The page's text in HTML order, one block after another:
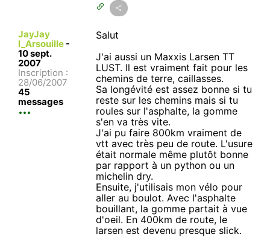
JayJay
l_Arsouille -
10 sept.
2007
Inscription :
28/06/2007
45
messages
Salut
J'ai aussi un Maxxis Larsen TT
LUST. Il est vraiment fait pour les
chemins de terre, caillasses.
Sa longévité est assez bonne si tu
reste sur les chemins mais si tu
roules sur l'asphalte, la gomme
s'en va très vite.
J'ai pu faire 800km vraiment de
vtt avec très peu de route. L'usure
était normale même plutôt bonne
par rapport à un python ou un
michelin dry.
Ensuite, j'utilisais mon vélo pour
aller au boulot. Avec l'asphalte
bouillant, la gomme partait à vue
d'oeil. En 400km de route, le
larsen est devenu presque slick.